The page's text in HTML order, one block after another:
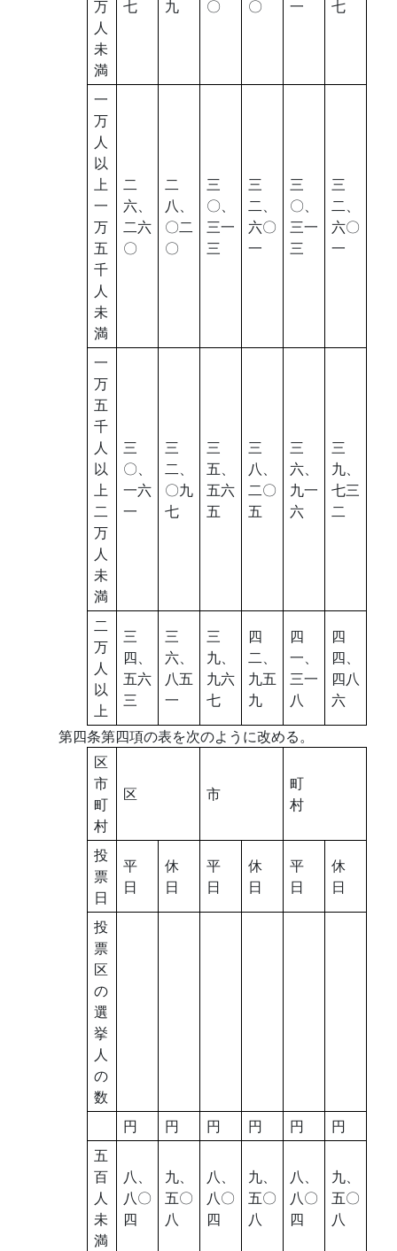
万
人
未
満
七 九 〇 〇 一 七
一
万
人
以
上
一
万
五
千
人
未
満
二
六、
二六
〇
二
八、
〇二
〇
三
〇、
三一
三
三
二、
六〇
一
三
〇、
三一
三
三
二、
六〇
一
一
万
五
千
人
以
上
二
万
人
未
満
三
〇、
一六
一
三
二、
〇九
七
三
五、
五六
五
三
八、
二〇
五
三
六、
九一
六
三
九、
七三
二
二
万
人
以
上
三
四、
五六
三
三
六、
八五
一
三
九、
九六
七
四
二、
九五
九
四
一、
三一
八
四
四、
四八
六
第四条第四項の表を次のように改める。
区
市
町
村
区 市
町
村
投
票
日
平
日
休
日
平
日
休
日
平
日
休
日
投
票
区
の
選
挙
人
の
数
円
円 円 円 円
円
五
百
人
未
満
八、
八〇
四
九、
五〇
八
八、
八〇
四
九、
五〇
八
八、
八〇
四
九、
五〇
八